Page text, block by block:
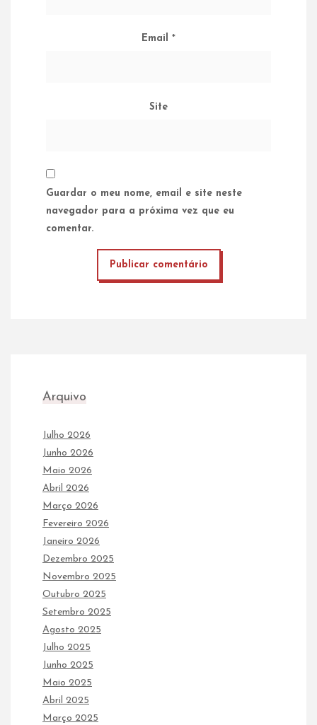
Email *
Site
Guardar o meu nome, email e site neste
navegador para a próxima vez que eu
comentar.
Arquivo
Julho 2026
Junho 2026
Maio 2026
Abril 2026
Março 2026
Fevereiro 2026
Janeiro 2026
Dezembro 2025
Novembro 2025
Outubro 2025
Setembro 2025
Agosto 2025
Julho 2025
Junho 2025
Maio 2025
Abril 2025
Março 2025